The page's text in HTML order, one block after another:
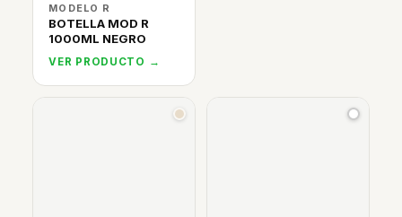
MODELO R
BOTELLA MOD R
1000ML NEGRO
VER PRODUCTO →